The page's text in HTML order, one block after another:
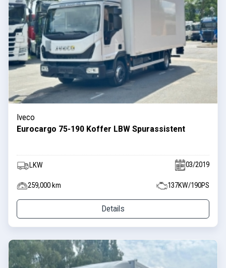
Iveco
Eurocargo 75-190 Koffer LBW Spurassistent
LKW 03/2019
259,000 km 137KW/190PS
Details